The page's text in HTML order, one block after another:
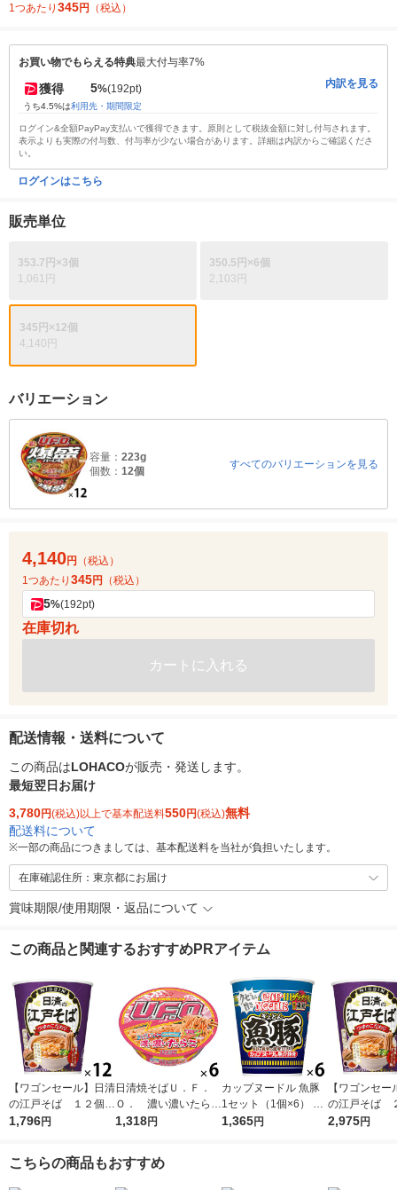
1つあたり 345円 （税込）
お買い物でもらえる特典最大付与率7%
獲得 5%(192pt)
うち4.5%は利用先・期間限定
内訳を見る
ログイン&全額PayPay支払いで獲得できます。原則として税抜金額に対し付与されます。
表示よりも実際の付与数、付与率が少ない場合があります。詳細は内訳からご確認くださ
い。
ログインはこちら
販売単位
353.7円×3個
1,061円
350.5円×6個
2,103円
345円×12個
4,140円
バリエーション
容量： 223g
個数： 12個
すべてのバリエーションを見る
4,140円
（税込）
1つあたり 345円 （税込）
5%(192pt)
在庫切れ
カートに入れる
配送情報・送料について
この商品はLOHACOが販売・発送します。
最短翌日お届け
3,780円(税込)以上で基本配送料550円(税込)無料
配送料について
※一部の商品につきましては、基本配送料を当社が負担いたします。
在庫確認住所：東京都にお届け
賞味期限/使用期限・返品について
この商品と関連するおすすめPRアイテム
【ワゴンセール】日清
の江戸そば １２個
日清食品
1,796円
日清焼そばＵ．Ｆ．
Ｏ． 濃い濃いたらこ
6個 日清食品
1,318円
カップヌードル 魚豚
1セット（1個×6） 日
清食品
1,365円
【ワゴンセー
の江戸そば
日清食品
2,975円
こちらの商品もおすすめ